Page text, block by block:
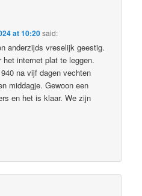
at 10:20said:
anderzijds vreselijk geestig.
internet plat te leggen.
na vijf dagen vechten
middagje. Gewoon een
en het is klaar. We zijn